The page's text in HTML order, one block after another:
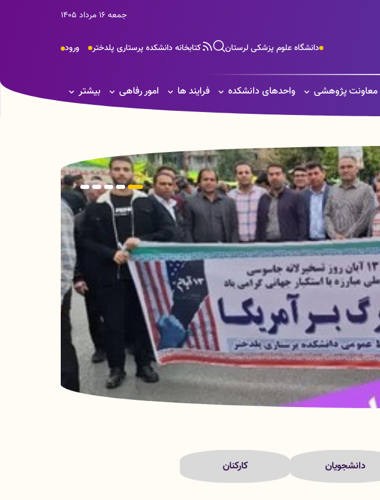
جمعه 16 مرداد 1405
ورود کتابخانه دانشکده پرستاری پلدختر دانشگاه علوم پزشکی لرستان
معاونت پژوهشی واحدهای دانشکده فرایند ها امور رفاهی بیشتر
دانشجویان کارکنان